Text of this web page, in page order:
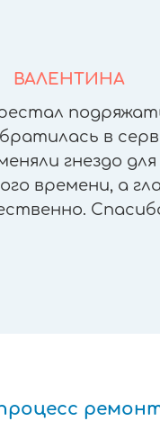
ВАЛЕНТИНА
в
гнездо для
времени, а